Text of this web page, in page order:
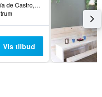
Rúa de Rosalía de Castro, 6, Vigo, Galicia, Spania
Vis tilbud